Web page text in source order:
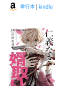
単行本 | kindle